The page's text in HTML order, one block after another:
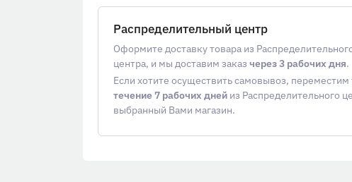
Распределительный центр
Оформите доставку товара из
центра, и мы доставим заказ через 3 рабочих дня.
Если хотите осуществить самовывоз, переместим
течение 7 рабочих дней из Распределительного
выбранный Вами магазин.